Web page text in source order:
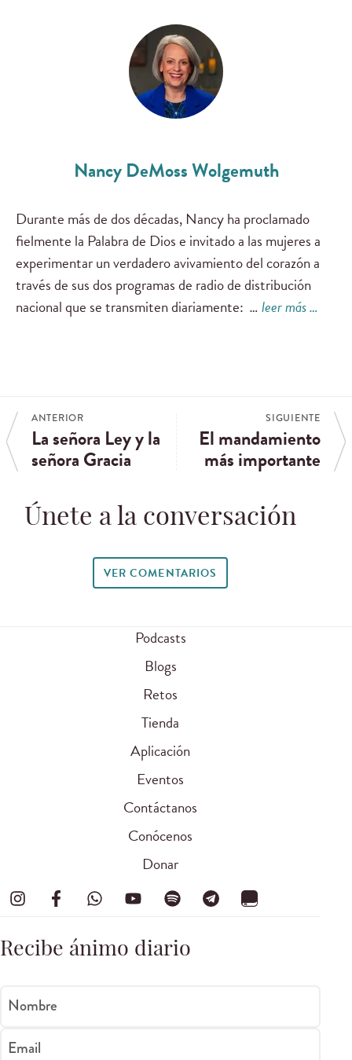
Nancy DeMoss Wolgemuth
Durante más de dos décadas, Nancy ha proclamado
fielmente la Palabra de Dios e invitado a las mujeres a
experimentar un verdadero avivamiento del corazón a
través de sus dos programas de radio de distribución
nacional que se transmiten diariamente: …leer más …
ANTERIOR
La señora Ley y la
señora Gracia
SIGUIENTE
El mandamiento
más importante
Únete a la conversación
VER COMENTARIOS
Podcasts
Blogs
Retos
Tienda
Aplicación
Eventos
Contáctanos
Conócenos
Donar
Recibe ánimo diario
Nombre
Email